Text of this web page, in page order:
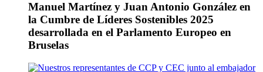
Manuel Martínez y Juan Antonio González en
la Cumbre de Líderes Sostenibles 2025
desarrollada en el Parlamento Europeo en
Bruselas